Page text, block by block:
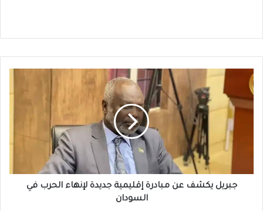
جبريل
يكشف
عن
مبادرة
في
السودانجبريل يكشف عن مبادرة إقليمية جديدة لإنهاء الحرب في
السودان